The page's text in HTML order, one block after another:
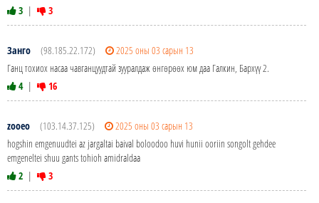
3 | 3
Занго (98.185.22.172)
2025 оны 03 сарын 13
Ганц тохиох насаа чавганцуудтай зууралдаж өнгөрөөх юм даа Галкин, Бархүү 2.
4 | 16
zooeo (103.14.37.125)
2025 оны 03 сарын 13
hogshin emgenuudtei az jargaltai baival boloodoo huvi hunii ooriin songolt gehdee
emgeneltei shuu gants tohioh amidraldaa
2 | 3